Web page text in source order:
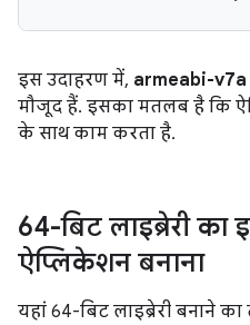
इस उदाहरण में, armeabi-v7a
मौजूद हैं. इसका मतलब है कि
के साथ काम करता है.
64-बिट लाइब्रेरी
ऐप्लिकेशन बनाना
यहां 64-बिट लाइब्रेरी बनाने